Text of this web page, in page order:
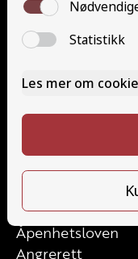
Person (YDP –
YSK Gods
YSK Person
Kontakt
Priser
Elevside
Kontakt oss
Åpenhetsloven
Angrerett